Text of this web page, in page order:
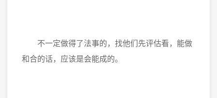
不一定做得了法事的，找他们先评估看，能做
和合的话，应该是会能成的。